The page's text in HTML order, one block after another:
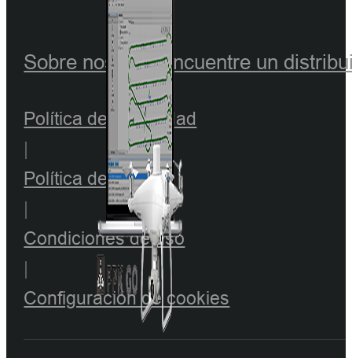
Sobre nosotrosEncuentre un
Política de privacidad
|
Política de cookies
|
Condiciones de uso
|
Configuración de cookies